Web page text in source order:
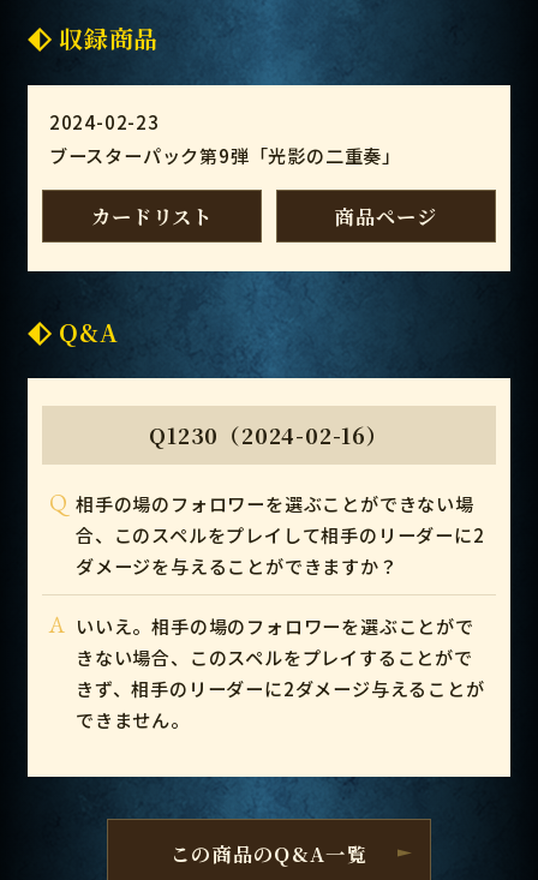
収録商品
2024-02-23
ブースターパック第9弾「光影の二重奏」
カードリスト 商品ページ
Q&A
Q1230（2024-02-16）
Q 相手の場のフォロワーを選ぶことができない場
合、このスペルをプレイして相手のリーダーに2
ダメージを与えることができますか？
A いいえ。相手の場のフォロワーを選ぶことがで
きない場合、このスペルをプレイすることがで
きず、相手のリーダーに2ダメージ与えることが
できません。
この商品のQ&A一覧